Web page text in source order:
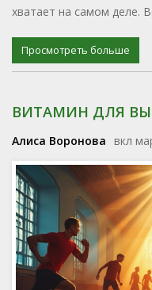
хватает на самом деле.
работоспособность, и
выглядит бодрее после
Просмотреть больше
ВИТАМИН ДЛЯ
Алиса Воронова вкл